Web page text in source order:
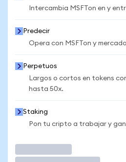
Intercambia MSFTon en y
Predecir
Opera con MSFTon y
Perpetuos
Largos o cortos en tokens
hasta 50x.
Staking
Pon tu cripto a trabajar y